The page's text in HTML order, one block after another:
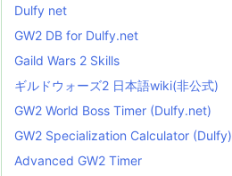
Dulfy net
GW2 DB for Dulfy.net
Gaild Wars 2 Skills
ギルドウォーズ2 日本語wiki(非公式)
GW2 World Boss Timer (Dulfy.net)
GW2 Specialization Calculator (Dulfy)
Advanced GW2 Timer